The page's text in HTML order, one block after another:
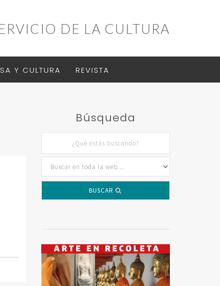
DE LA CULTURA
Y CULTURA REVISTA
Búsqueda
BUSCAR